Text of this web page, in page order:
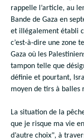
rappelle l’article, au
Bande de Gaza en
et illégalement établi
c’est-à-dire une zone
Gaza où les
tampon telle que
définie et pourtant,
moyen de tirs à balles
La situation de la
que je risque ma vie
d’autre choix", à